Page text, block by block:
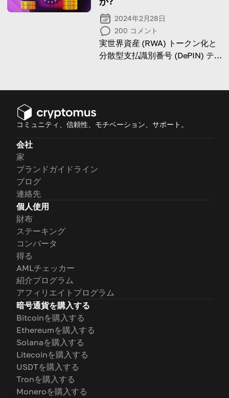
2024年2月28日
200 コメント
実世界資産 (RWA) トークン化と
分散型支払識別番号 (DePIN) テ
コミュニティ、信頼性、モチベーション、サポート。
会社
家
ブランドガイドライン
ブログ
連絡先
個人使用
財布
ステーキング
コンバータ
得る
AMLチェッカー
紹介プログラム
アフィリエイトプログラム
暗号通貨を購入する
Bitcoinを購入する
Ethereumを購入する
Solanaを購入する
Litecoinを購入する
USDTを購入する
Tronを購入する
Moneroを購入する